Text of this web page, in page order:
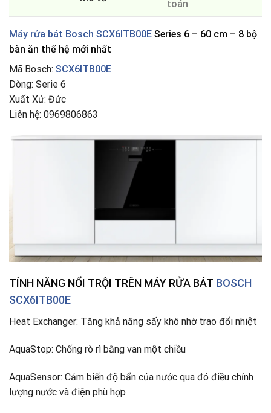
toán
Máy rửa bát Bosch SCX6ITB00E Series 6 – 60 cm – 8 bộ
bàn ăn thế hệ mới nhất
Mã Bosch: SCX6ITB00E
Dòng: Serie 6
Xuất Xứ: Đức
Liên hệ: 0969806863
TÍNH NĂNG NỔI TRỘI TRÊN MÁY RỬA BÁT BOSCH
SCX6ITB00E
Heat Exchanger: Tăng khả năng sấy khô nhờ trao đổi nhiệt
AquaStop: Chống rò rì bằng van một chiều
AquaSensor: Cảm biến độ bẩn của nước qua đó điều chỉnh
lượng nước và điện phù hợp